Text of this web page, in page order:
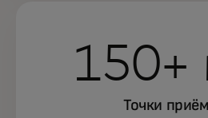
150+
Точки